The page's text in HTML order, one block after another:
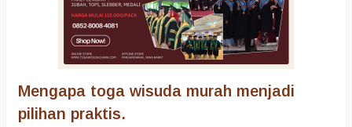
Mengapa toga wisuda murah menjadi
pilihan praktis.